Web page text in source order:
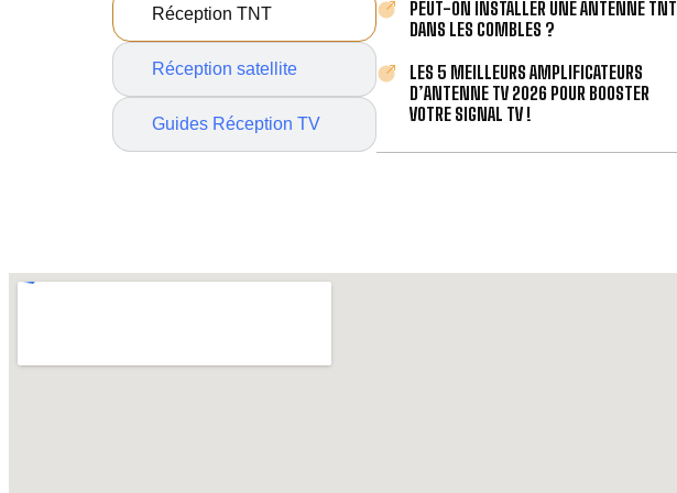
Réception TNT
Réception satellite
Guides Réception TV
PEUT-ON INSTALLER UNE ANTENNE TNT
DANS LES COMBLES ?
LES 5 MEILLEURS AMPLIFICATEURS
D’ANTENNE TV 2026 POUR BOOSTER
VOTRE SIGNAL TV !